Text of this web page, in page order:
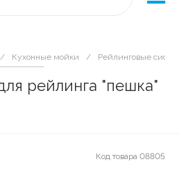
/ Кухонные мойки / Рейлинговые
рейлинга "пешка"
Код товара 08805